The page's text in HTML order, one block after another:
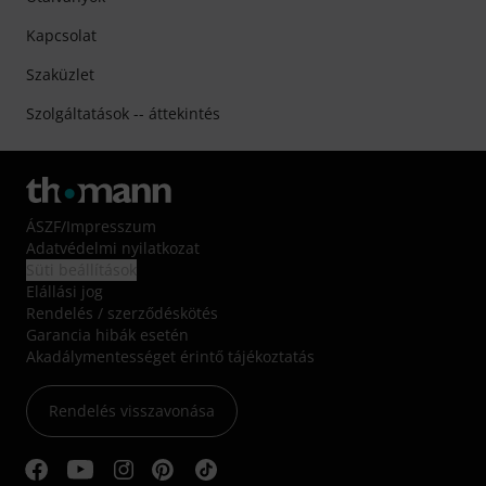
Kapcsolat
Szaküzlet
Szolgáltatások -- áttekintés
ÁSZF/Impresszum
Adatvédelmi nyilatkozat
Elállási jog
Rendelés / szerződéskötés
Garancia hibák esetén
Akadálymentességet érintő tájékoztatás
Rendelés visszavonása